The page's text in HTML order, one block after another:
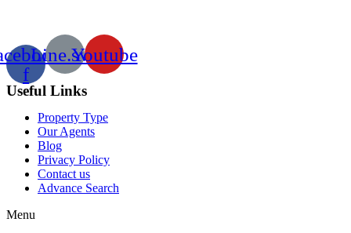
f
Line.svgYoutube
Useful Links
Property Type
Our Agents
Blog
Privacy Policy
Contact us
Advance Search
Menu